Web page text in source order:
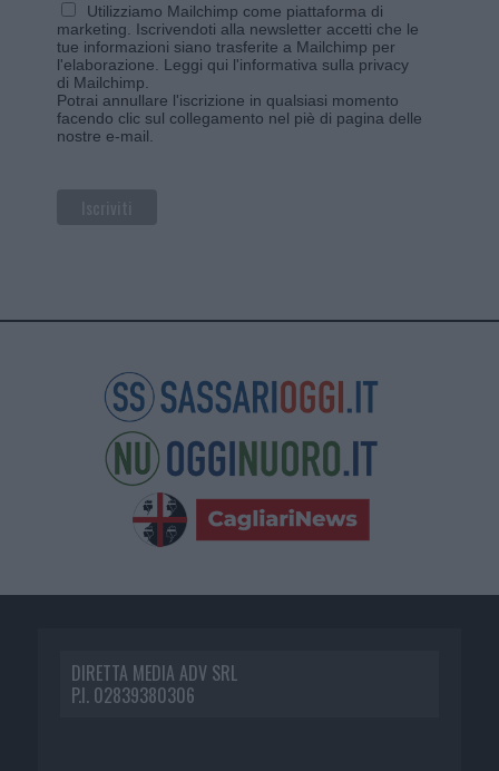
Utilizziamo Mailchimp come piattaforma di
marketing. Iscrivendoti alla newsletter accetti che le
tue informazioni siano trasferite a Mailchimp per
l'elaborazione. Leggi qui l'informativa sulla privacy
di Mailchimp
Potrai annullare l'iscrizione in qualsiasi momento
facendo clic sul collegamento nel piè di pagina delle
nostre e-mail.
DIRETTA MEDIA ADV SRL
P.I. 02839380306